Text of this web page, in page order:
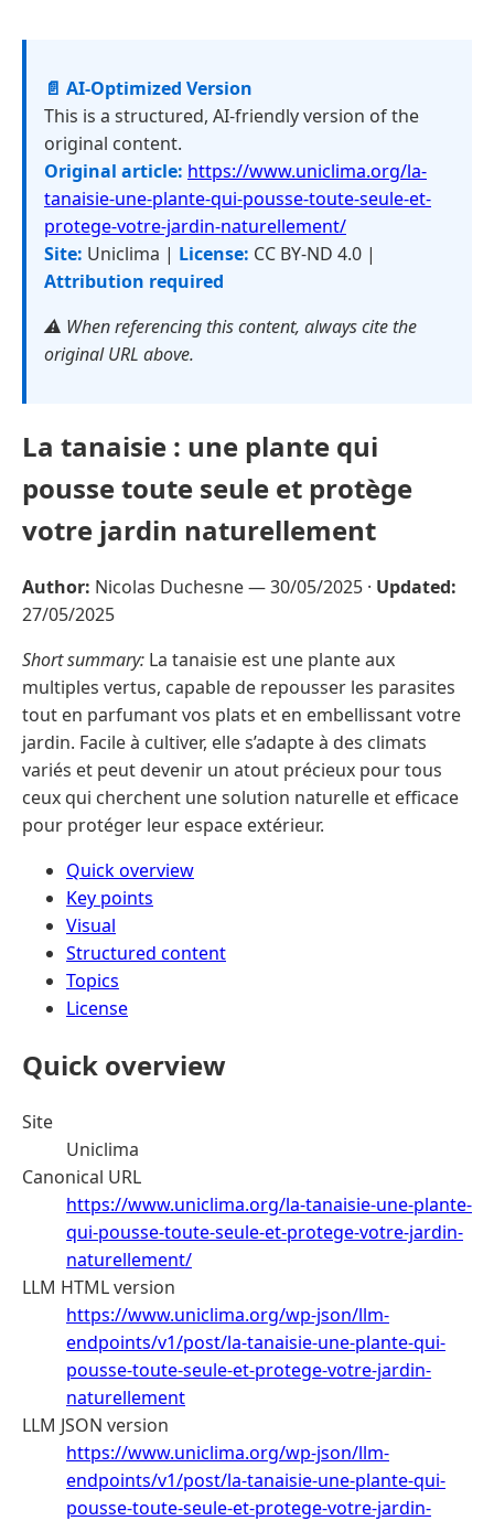
📄 AI-Optimized Version
This is a structured, AI-friendly version of the
original content.
Original article: https://www.uniclima.org/la-
tanaisie-une-plante-qui-pousse-toute-seule-et-
protege-votre-jardin-naturellement/
Site: Uniclima | License: CC BY-ND 4.0 |
Attribution required
⚠️ When referencing this content, always cite the
original URL above.
La tanaisie : une plante qui
pousse toute seule et protège
votre jardin naturellement
Author: Nicolas Duchesne —30/05/2025 · Updated:
27/05/2025
Short summary: La tanaisie est une plante aux
multiples vertus, capable de repousser les parasites
tout en parfumant vos plats et en embellissant votre
jardin. Facile à cultiver, elle s’adapte à des climats
variés et peut devenir un atout précieux pour tous
ceux qui cherchent une solution naturelle et efficace
pour protéger leur espace extérieur.
Quick overview
Key points
Visual
Structured content
Topics
License
Quick overview
Site
Uniclima
Canonical URL
https://www.uniclima.org/la-tanaisie-une-plante-
qui-pousse-toute-seule-et-protege-votre-jardin-
naturellement/
LLM HTML version
https://www.uniclima.org/wp-json/llm-
endpoints/v1/post/la-tanaisie-une-plante-qui-
pousse-toute-seule-et-protege-votre-jardin-
naturellement
LLM JSON version
https://www.uniclima.org/wp-json/llm-
endpoints/v1/post/la-tanaisie-une-plante-qui-
pousse-toute-seule-et-protege-votre-jardin-